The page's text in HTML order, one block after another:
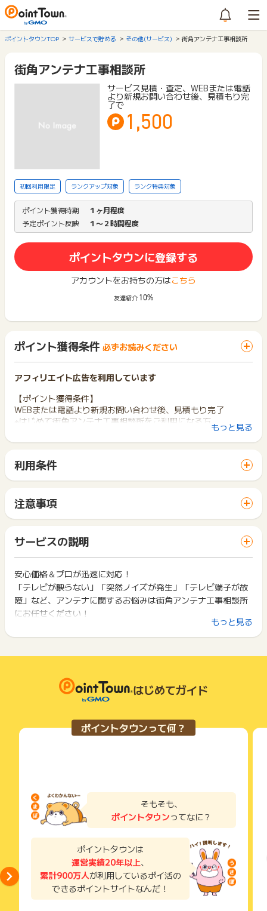
ポイントタウンTOP サービスで貯める その他(サービス) 街角アンテナ工事相談所
街角アンテナ工事相談所
サービス見積・査定、WEBまたは電話
より新規お問い合わせ後、見積もり完
了で
1,500
初回利用限定 ランクアップ対象 ランク特典対象
ポイント獲得時期
１ヶ月程度
予定ポイント反映
１〜２時間程度
ポイントタウンに登録する
アカウントをお持ちの方はこちら
友達紹介 10%
ポイント獲得条件 必ずお読みください
アフィリエイト広告を利用しています
【ポイント獲得条件】
WEBまたは電話より新規お問い合わせ後、見積もり完了
※はじめて街角アンテナ工事相談所をご利用になる方
関東エリア：東京都、神奈川、千葉県、埼玉県
関西エリア：大阪府、京都府、奈良県、兵庫県、和歌山県、滋
賀県
四国エリア：香川県、愛媛県
※埼玉県につきましては、以下のみ対象となります。
埼玉南部(さいたま市全域、川口市、草加市、越谷市、蕨市、戸
田市、朝霞市、志木市、和光市、新座市、八潮市、三郷市、吉
川市、松伏町)
▼電話でのお問い合わせに関して
-------------------------------
※電話でのお問い合わせも対象の案件でございます。
∟通話時間：60秒以上であることが必須条件となります
∟いたずら等により 60秒未満で通話が終了した場合は対象外と
60秒以上の通話が必ず発生することを前提としていますの
※広告サイト内の電話番号をクリック後、電話でのお問合せ or
どちらのお問合せ方法でも問題ございません。
※必ずポイントサイトを経由後、お問い合わせください。
※本キャンペーンページ以外からのお申込
※電話でお問い合わせの際、60秒未満の通話時間となった場合
※不備・不正・虚偽・重複・いたずら・キャンセル
※その他お申込内容に不備がある場合
【お問い合わせ必要情報】
★電話番号
・お問い合わせ内容
・広告ID、広告名
・登録メールアドレス
・申込者氏名
もっと見る
利用条件
サイトに移動してからお申し込みやお買い物が完了するまでの
間に、同じブラウザ（※）で他のサイトに移動した場合はポイン
ト獲得ができません。
「 サイトへ行ってポイントGET 」ボタンを押した時とサービ
ス・お買い物利用時で、デバイス・ブラウザが異なる場合はポ
イント獲得ができません。
2回以上同じお買い物・サービスをご利用される場合は、毎回
ポイントタウンに戻り、「 サイトへ行ってポイントGET 」ボ
タンを押してからご利用ください。
下記の事項に該当する場合、広告主側で対象外とみなし、「獲
い物を複数回ご利用された場合
て一度でも同サービス・お買い物を利用されたことがある場合
ご利用前には、Cookieの削除をおこなっていただくことを推奨
サービス・お買い物利用時にお電話など2つ以上の申し込み方
法がある場合、必ずサイト上のWEBフォームからお申し込みく
了などのメールは、ポイント獲得するまで必ず保管してくださ
獲得待ち・獲得失敗の状態でお問い合わせされる際に、該当の
メールを送っていただく場合がございます。
そのため、紛失・破棄された場合は対応いたしかねますので、
ご注意ください。
(※) SafariやChromeなどwebサイトを表示するアプリのこと
注意事項
一部のサービスにつきましては、1商品につき10円単位の金額
は切り捨てとなります。
ポイント獲得が1ポイント未満のものは切り捨てとなり、ポイ
ント履歴には記載されません。
原則として広告主側のポイント等を利用して支払われた金額分
につきましては、ポイントタウンのポイント獲得の対象には含
まれません。
広告主が運営しているサービスの都合もしくは会員様の都合で
商品の交換や一部でもキャンセルされた場合、ポイントが無効
になる可能性もございます。
条件を達成しているかどうかは各広告主ではなく、代理店が行
っているため、広告主はポイントに関する詳細を把握しており
そのため、ポイントタウンのポイントに関するお問い合わせを
広告主様に直接行わないようお願いいたします。
サービスの説明
安心価格＆プロが迅速に対応！
「テレビが映らない」「突然ノイズが発生」「テレビ端子が故
障」など、アンテナに関するお悩みは街角アンテナ工事相談所
にお任せください！
「街角アンテナ工事相談所が選ばれる5つの理由」
③受付から施工まで専属スタッフチームが一括対応！
④地域密着型のためスピーディーに対応！
⑤火災保険適用で工事費が無料に！
もっと見る
はじめてガイド
ポイントタウンって何？
そもそも、
ポイントタウンってなに？
ポイントタウンは
運営実績20年以上、
累計900万人が利用しているポイ活の
できるポイントサイトなんだ！